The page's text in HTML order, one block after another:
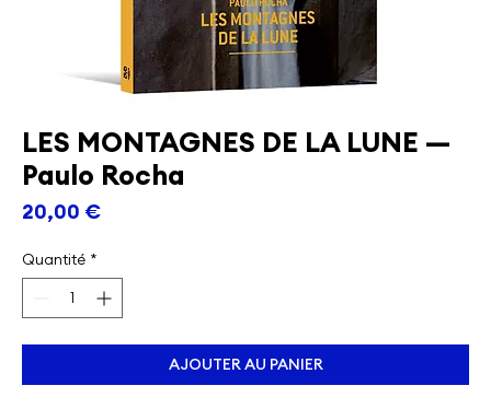
LES MONTAGNES DE LA LUNE —
Paulo Rocha
20,00 €Prix
Quantité *
AJOUTER AU PANIER